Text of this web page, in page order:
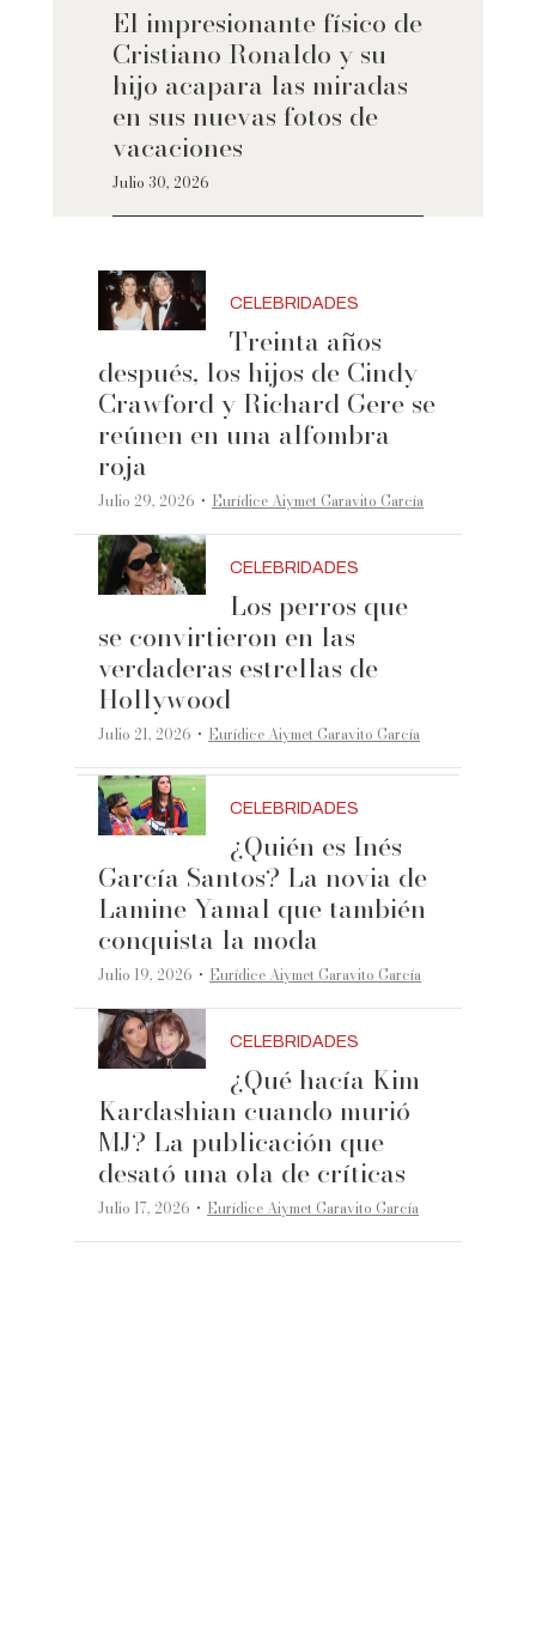
El impresionante físico de
Cristiano Ronaldo y su
hijo acapara las miradas
en sus nuevas fotos de
vacaciones
Julio 30, 2026
CELEBRIDADES
Treinta años
después, los hijos de Cindy
Crawford y Richard Gere se
reúnen en una alfombra
roja
Julio 29, 2026 ·Eurídice Aiymet Garavito García
CELEBRIDADES
Los perros que
se convirtieron en las
verdaderas estrellas de
Hollywood
Julio 21, 2026 ·Eurídice Aiymet Garavito García
CELEBRIDADES
¿Quién es Inés
García Santos? La novia de
Lamine Yamal que también
conquista la moda
Julio 19, 2026 ·Eurídice Aiymet Garavito García
CELEBRIDADES
¿Qué hacía Kim
Kardashian cuando murió
MJ? La publicación que
desató una ola de críticas
Julio 17, 2026 ·Eurídice Aiymet Garavito García